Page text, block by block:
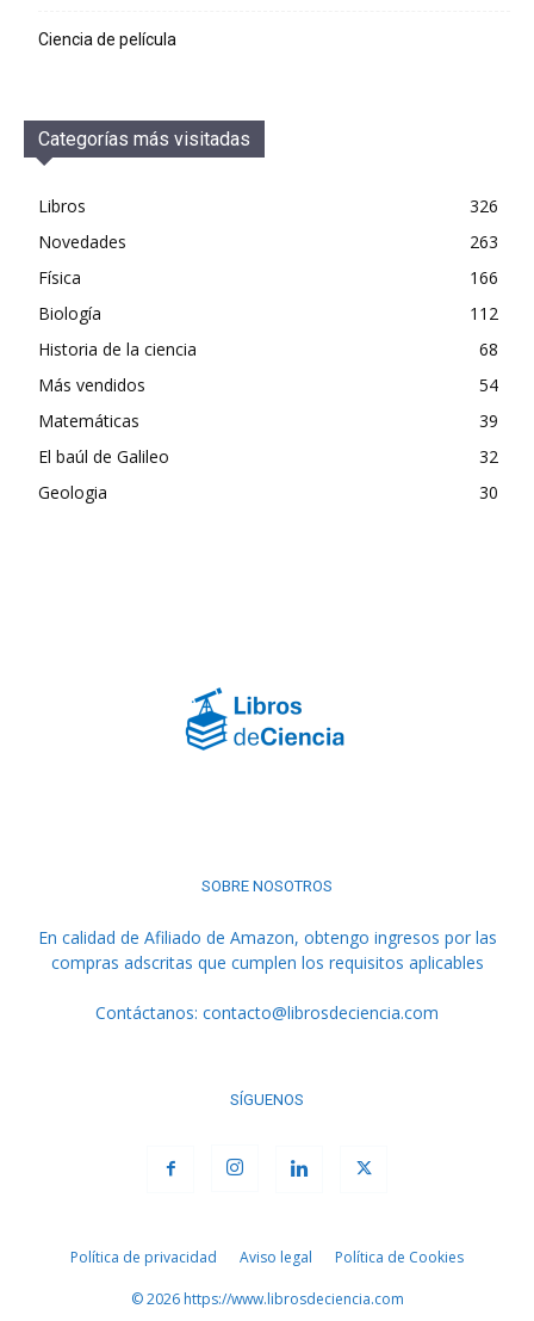
Ciencia de película
Categorías más visitadas
Libros
326
Novedades
263
Física
166
Biología
112
Historia de la ciencia
68
Más vendidos
54
Matemáticas
39
El baúl de Galileo
32
Geologia
30
SOBRE NOSOTROS
En calidad de Afiliado de Amazon, obtengo ingresos por las
compras adscritas que cumplen los requisitos aplicables
Contáctanos: contacto@librosdeciencia.com
SÍGUENOS
Política de privacidad Aviso legal Política de Cookies
© 2026 https://www.librosdeciencia.com